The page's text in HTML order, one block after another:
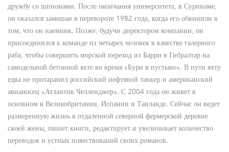
дружбу со шпионами. После окончания университета, в Суринаме,
он оказался замешан в перевороте 1982 года, когда его обвинили в
том, что он наемник. Позже, будучи директором компании, он
присоединился к команде из четырех человек в качестве галерного
раба, чтобы совершить морской переход из Барри в Гибралтар на
самодельной бетонной яхте во время «Бури в пустыне». В пути яхту
едва не протаранил российский нефтяной танкер и американский
авианосец «Атлантик Челленджер». С 2004 года он живет в
основном в Великобритании, Испании и Таиланде. Сейчас он ведет
размеренную жизнь в отдаленной северной фермерской деревне
своей жены, пишет книги, редактирует и увеличивает количество
переводов и устных повествований своих романов.